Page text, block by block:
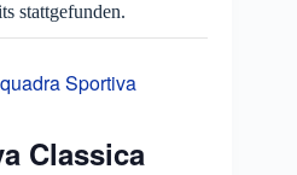
stattgefunden.
Sportiva
Classica